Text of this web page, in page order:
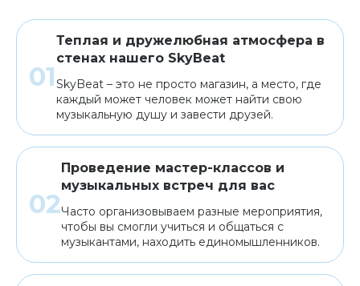
Теплая и дружелюбная атмосфера в
стенах нашего SkyBeat
SkyBeat – это не просто магазин, а место, где
каждый может человек может найти свою
музыкальную душу и завести друзей.
Проведение мастер-классов и
музыкальных встреч для вас
Часто организовываем разные мероприятия,
чтобы вы смогли учиться и общаться с
музыкантами, находить единомышленников.